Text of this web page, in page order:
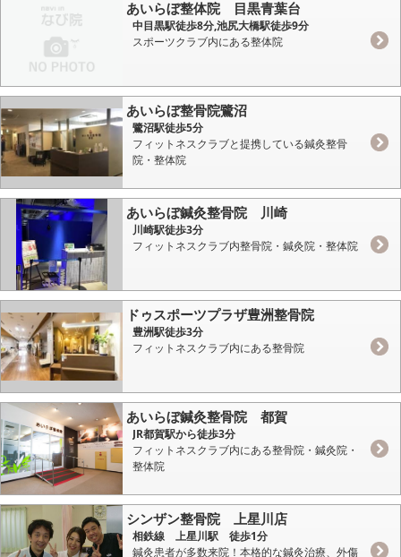
あいらぼ整体院 目黒青葉台
中目黒駅徒歩8分,池尻大橋駅徒歩9分
スポーツクラブ内にある整体院
あいらぼ整骨院鷺沼
鷺沼駅徒歩5分
フィットネスクラブと提携している鍼灸整骨
院・整体院
あいらぼ鍼灸整骨院 川崎
川崎駅徒歩3分
フィットネスクラブ内整骨院・鍼灸院・整体院
ドゥスポーツプラザ豊洲整骨院
豊洲駅徒歩3分
フィットネスクラブ内にある整骨院
あいらぼ鍼灸整骨院 都賀
JR都賀駅から徒歩3分
フィットネスクラブ内にある整骨院・鍼灸院・
整体院
シンザン整骨院 上星川店
相鉄線 上星川駅 徒歩1分
鍼灸患者が多数来院！本格的な鍼灸治療、外傷